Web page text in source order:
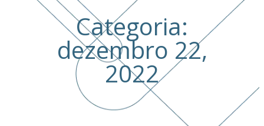
Categoria:
dezembro 22,
2022